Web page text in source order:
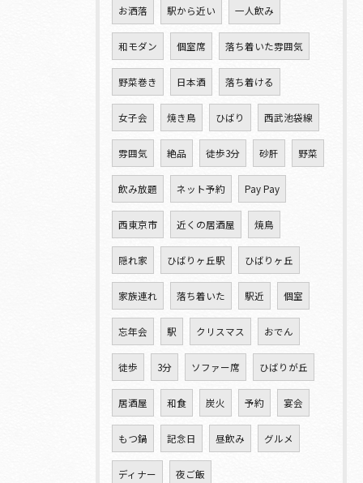
お洒落 駅から近い 一人飲み
和モダン 個室席 落ち着いた雰囲気
野菜巻き 日本酒 落ち着ける
女子会 焼き鳥 ひばり 西武池袋線
雰囲気 絶品 徒歩3分 砂肝 野菜
飲み放題 ネット予約 Pay Pay
西東京市 近くの居酒屋 焼鳥
隠れ家 ひばりヶ丘駅 ひばりヶ丘
家族連れ 落ち着いた 駅近 個室
忘年会 駅 クリスマス おでん
徒歩 3分 ソファー席 ひばりが丘
居酒屋 和食 炭火 予約 宴会
もつ鍋 記念日 昼飲み グルメ
ディナー 夜ご飯